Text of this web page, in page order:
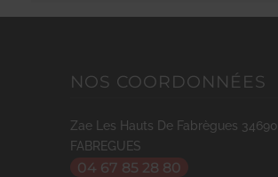
NOS COORDONNÉES
Zae Les Hauts De Fabrègues 34690
FABREGUES
04 67 85 28 80